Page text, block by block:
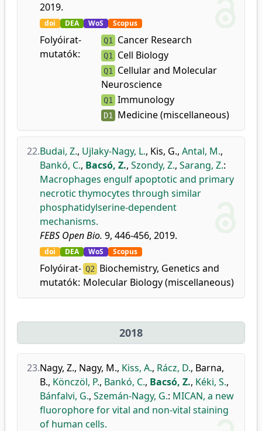
2019.
doi DEA WoS Scopus
Folyóirat-
mutatók:
Q1 Cancer Research
Q1 Cell Biology
Q1 Cellular and Molecular
Neuroscience
Q1 Immunology
D1 Medicine (miscellaneous)
22.Budai, Z., Ujlaky-Nagy, L., Kis, G., Antal, M.,
Bankó, C., Bacsó, Z., Szondy, Z., Sarang, Z.:
Macrophages engulf apoptotic and primary
necrotic thymocytes through similar
phosphatidylserine-dependent
mechanisms.
FEBS Open Bio. 9, 446-456, 2019.
doi DEA WoS Scopus
Folyóirat-
mutatók:
Q2 Biochemistry, Genetics and
Molecular Biology (miscellaneous)
2018
23.Nagy, Z., Nagy, M., Kiss, A., Rácz, D., Barna,
B., Könczöl, P., Bankó, C., Bacsó, Z., Kéki, S.,
Bánfalvi, G., Szemán-Nagy, G.: MICAN, a new
fluorophore for vital and non-vital staining
of human cells.